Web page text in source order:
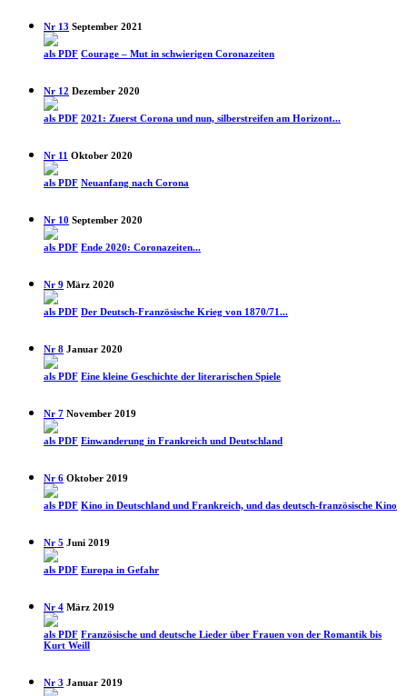
Nr 13 September 2021
als PDF Courage – Mut in schwierigen Coronazeiten
Nr 12 Dezember 2020
als PDF 2021: Zuerst Corona und nun, silberstreifen am Horizont...
Nr 11 Oktober 2020
als PDF Neuanfang nach Corona
Nr 10 September 2020
als PDF Ende 2020: Coronazeiten...
Nr 9 März 2020
als PDF Der Deutsch-Französische Krieg von 1870/71...
Nr 8 Januar 2020
als PDF Eine kleine Geschichte der literarischen Spiele
Nr 7 November 2019
als PDF Einwanderung in Frankreich und Deutschland
Nr 6 Oktober 2019
als PDF Kino in Deutschland und Frankreich, und das deutsch-französische Kino
Nr 5 Juni 2019
als PDF Europa in Gefahr
Nr 4 März 2019
als PDF Französische und deutsche Lieder über Frauen von der Romantik bis
Kurt Weill
Nr 3 Januar 2019